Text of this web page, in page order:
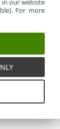
o
la fecha
de
los
de recibir
in our website
For more